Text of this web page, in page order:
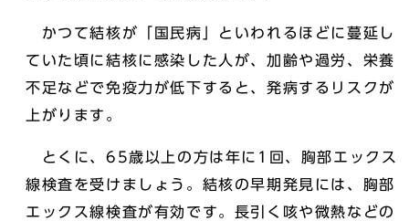
かつて結核が「国民病」といわれるほどに蔓延し
ていた頃に結核に感染した人が、加齢や過労、栄養
不足などで免疫力が低下すると、発病するリスクが
上がります。
とくに、65歳以上の方は年に1回、胸部エックス
線検査を受けましょう。結核の早期発見には、胸部
エックス線検査が有効です。長引く咳や微熱などの